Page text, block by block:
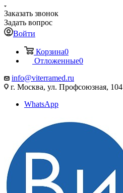
Заказать звонок
Задать вопрос
Войти
Корзина0
Отложенные0
info@viterramed.ru
г. Москва, ул. Профсоюзная, 104
WhatsApp